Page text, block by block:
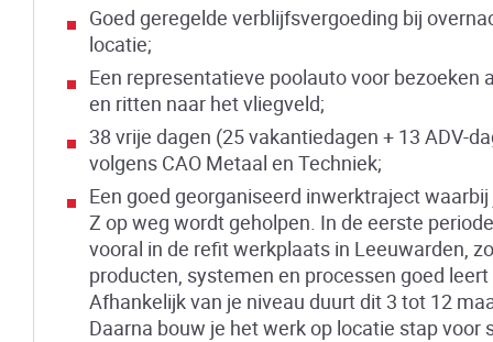
Goed geregelde verblijfsvergoeding bij
locatie;
Een representatieve poolauto voor bezoeken
en ritten naar het vliegveld;
38 vrije dagen (25 vakantiedagen + 13 ADV-
volgens CAO Metaal en Techniek;
Een goed georganiseerd inwerktraject
Z op weg wordt geholpen. In de eerste
vooral in de refit werkplaats in Leeuwarden,
producten, systemen en processen goed
Afhankelijk van je niveau duurt dit 3 tot 12
Daarna bouw je het werk op locatie stap voor